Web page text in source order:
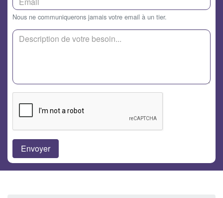
Nous ne communiquerons jamais votre email à un tier.